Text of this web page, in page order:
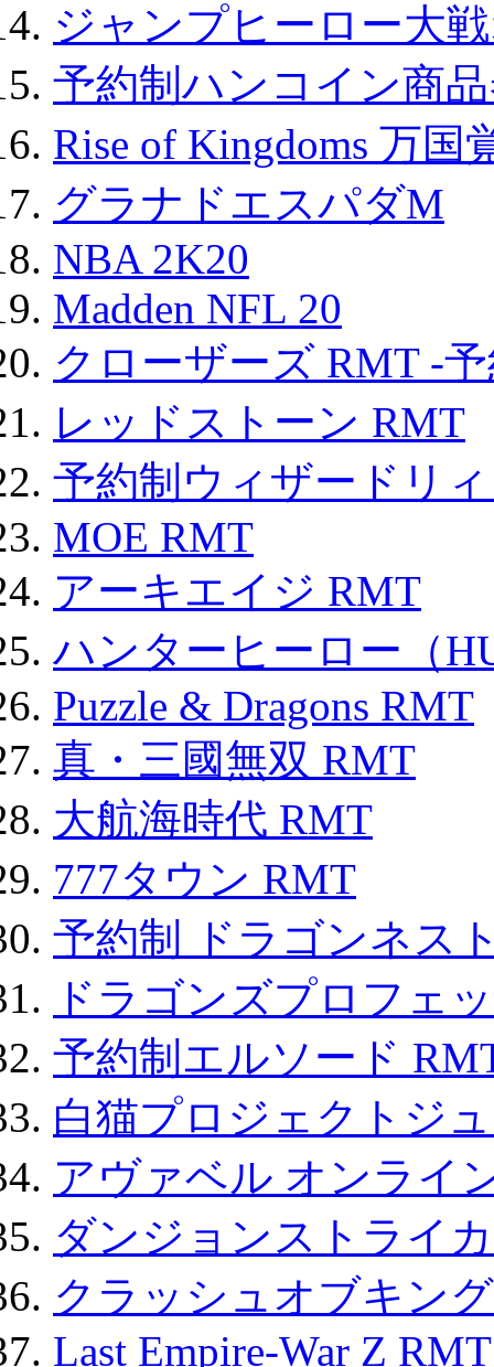
ジャンプヒーロー大
予約制ハンコイン商
Rise of Kingdoms 万
グラナドエスパダM
NBA 2K20
Madden NFL 20
クローザーズ RMT -
レッドストーン RMT
予約制ウィザードリ
MOE RMT
アーキエイジ RMT
ハンターヒーロー（
Puzzle & Dragons RMT
真・三國無双 RMT
大航海時代 RMT
777タウン RMT
予約制 ドラゴンネス
ドラゴンズプロフェ
予約制エルソード
白猫プロジェクトジ
アヴァベル オンライ
ダンジョンストライ
クラッシュオブキン
Last Empire-War Z RMT